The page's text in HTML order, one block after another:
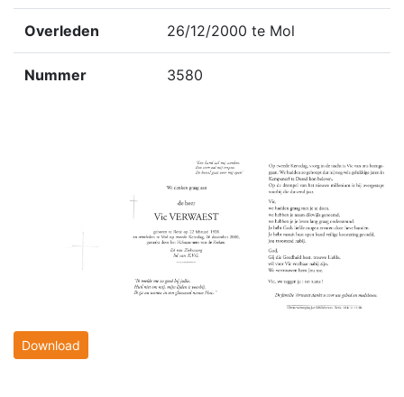
Overleden 26/12/2000 te Mol
Nummer 3580
Download